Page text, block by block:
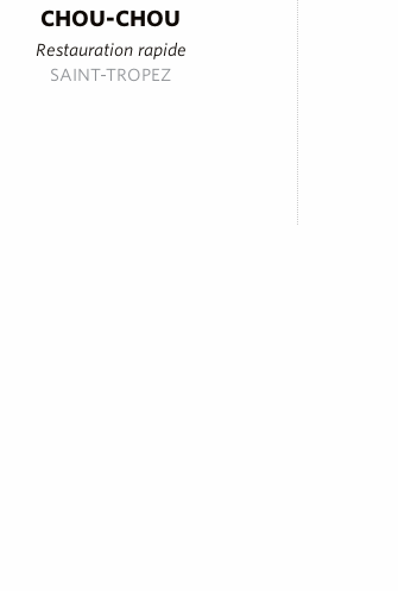
CHOU-CHOU
Restauration rapide
SAINT-TROPEZ